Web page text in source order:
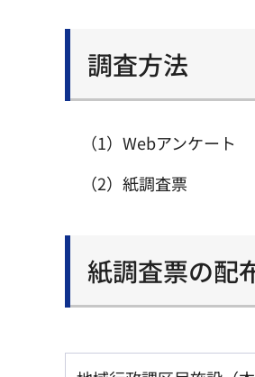
調査方法
（1）Webアンケート
（2）紙調査票
紙調査票の配